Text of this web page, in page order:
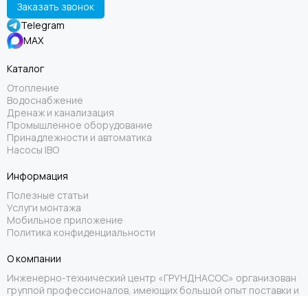
Заказать звонок
Telegram
MAX
Каталог
Отопление
Водоснабжение
Дренаж и канализация
Промышленное оборудование
Принадлежности и автоматика
Насосы IBO
Информация
Полезные статьи
Услуги монтажа
Мобильное приложение
Политика конфиденциальности
О компании
Инженерно-технический центр «ГРУНДНАСОС» организован
группой профессионалов, имеющих большой опыт поставки и